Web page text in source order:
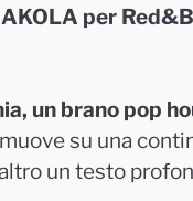
per
un brano pop
su una
un testo